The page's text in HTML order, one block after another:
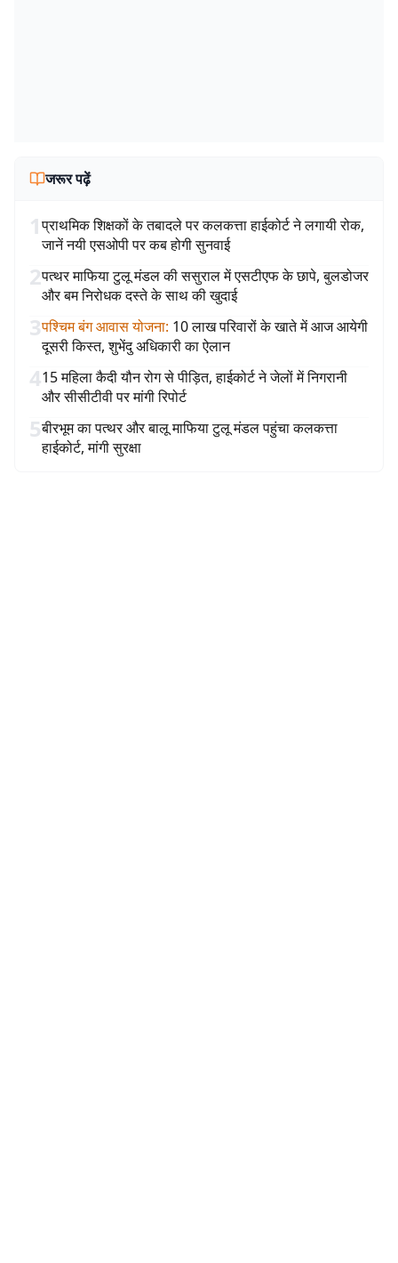
जरूर पढ़ें
1प्राथमिक शिक्षकों के तबादले पर कलकत्ता हाईकोर्ट ने लगायी रोक,
जानें नयी एसओपी पर कब होगी सुनवाई
2पत्थर माफिया टुलू मंडल की ससुराल में एसटीएफ के छापे, बुलडोजर
और बम निरोधक दस्ते के साथ की खुदाई
3पश्चिम बंग आवास योजना: 10 लाख परिवारों के खाते में आज आयेगी
दूसरी किस्त, शुभेंदु अधिकारी का ऐलान
415 महिला कैदी यौन रोग से पीड़ित, हाईकोर्ट ने जेलों में निगरानी
और सीसीटीवी पर मांगी रिपोर्ट
5बीरभूम का पत्थर और बालू माफिया टुलू मंडल पहुंचा कलकत्ता
हाईकोर्ट, मांगी सुरक्षा